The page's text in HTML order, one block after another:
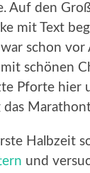
Auf den
mit Text
schon
schönen
Pforte hier
Halbzeit
und